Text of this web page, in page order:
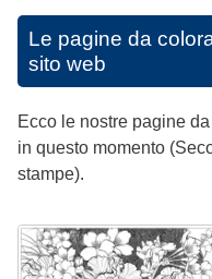
Le pagine da
sito web
Ecco le nostre pagine
in questo momento
stampe).